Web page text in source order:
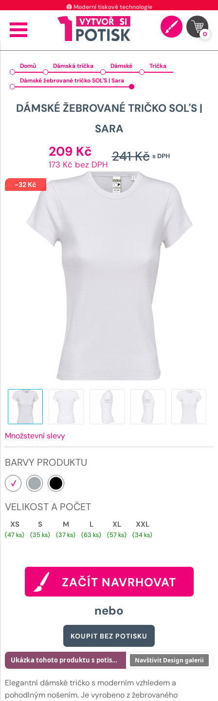
⭐ 4.9 na Google za posledních 30 dní
0
Domů Dámská trička Dámské
Trička
Dámské žebrované tričko SOL'S | Sara
DÁMSKÉ ŽEBROVANÉ TRIČKO SOL'S |
SARA
s DPH
241Kč
cena
byla:
241 Kč.
209 Kčcena
je:
209 Kč.
173 Kč bez DPH
-32 Kč
Množstevní slevy
BARVY PRODUKTU
VELIKOST A POČET
XS
(47 ks)
S
(35 ks)
M
(37 ks)
L
(63 ks)
XL
(57 ks)
XXL
(34 ks)
ZAČÍT NAVRHOVAT
nebo
KOUPIT BEZ POTISKU
Elegantní dámské tričko s moderním vzhledem a
pohodlným nošením. Je vyrobeno z žebrovaného
Ukázka tohoto produktu s potiskem Navštívit Design galerii